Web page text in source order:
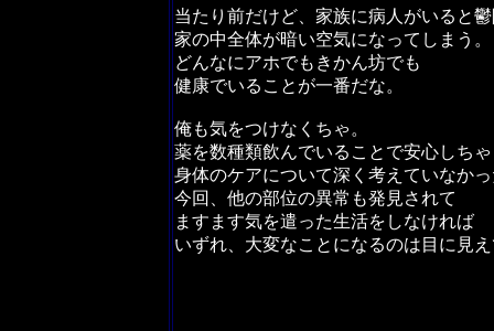
当たり前だけど、家族に病人がいると
家の中全体が暗い空気になってしまう。
どんなにアホでもきかん坊でも
健康でいることが一番だな。
俺も気をつけなくちゃ。
薬を数種類飲んでいることで安心しち
身体のケアについて深く考えていなか
今回、他の部位の異常も発見されて
ますます気を遣った生活をしなければ
いずれ、大変なことになるのは目に見